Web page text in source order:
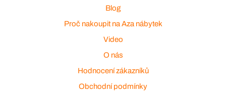
Blog
Proč nakoupit na Aza nábytek
Video
O nás
Hodnocení zákazníků
Obchodní podmínky